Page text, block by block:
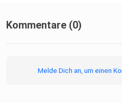
Kommentare (0)
Melde Dich an, um einen